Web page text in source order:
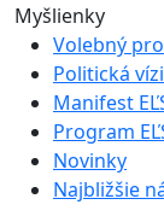
Myšlienky
Volebný
Politická
Manifest
Program
Novinky
Najbližšie